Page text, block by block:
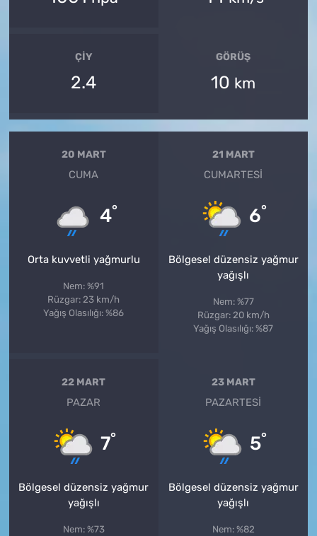
ÇIY
2.4
GÖRÜŞ
10 km
20 MART
CUMA
4°
Orta kuvvetli yağmurlu
Nem: %91
Rüzgar: 23 km/h
Yağış Olasılığı: %86
21 MART
CUMARTESI
6°
Bölgesel düzensiz yağmur
yağışlı
Nem: %77
Rüzgar: 20 km/h
Yağış Olasılığı: %87
22 MART
PAZAR
7°
Bölgesel düzensiz yağmur
yağışlı
Nem: %73
23 MART
PAZARTESI
5°
Bölgesel düzensiz yağmur
yağışlı
Nem: %82